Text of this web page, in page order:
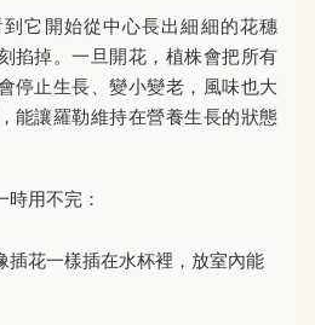
它開始從中心長出細細的花穗
掐掉。一旦開花，植株會把所有
停止生長、變小變老，風味也大
能讓羅勒維持在營養生長的狀態
用不完：
插花一樣插在水杯裡，放室內能